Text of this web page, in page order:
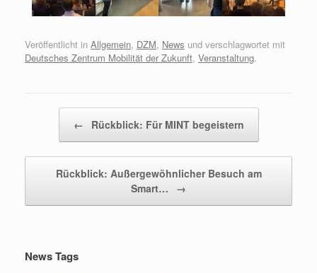
Veröffentlicht in Allgemein, DZM, News und verschlagwortet mit
Deutsches Zentrum Mobilität der Zukunft, Veranstaltung.
← Rückblick: Für MINT begeistern
Rückblick: Außergewöhnlicher Besuch am
Smart…
→
News Tags